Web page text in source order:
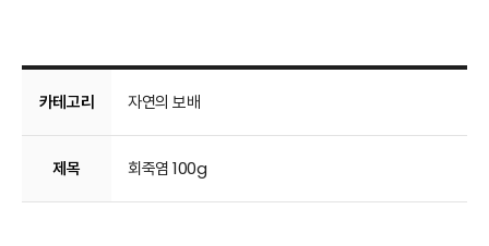
카테고리 자연의 보배
제목 회죽염 100g